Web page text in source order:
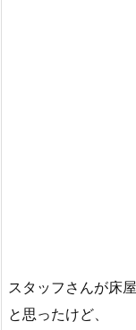
スタッフさんが床
と思ったけど、